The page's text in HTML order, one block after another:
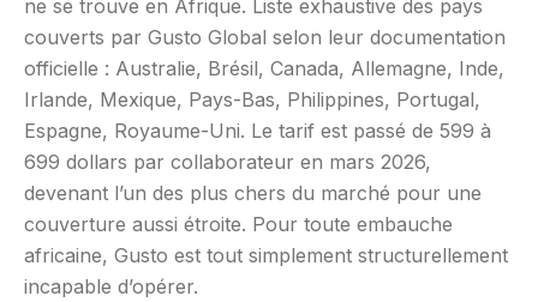
ne se trouve en Afrique. Liste exhaustive des pays
couverts par Gusto Global selon leur documentation
officielle : Australie, Brésil, Canada, Allemagne, Inde,
Irlande, Mexique, Pays-Bas, Philippines, Portugal,
Espagne, Royaume-Uni. Le tarif est passé de 599 à
699 dollars par collaborateur en mars 2026,
devenant l’un des plus chers du marché pour une
couverture aussi étroite. Pour toute embauche
africaine, Gusto est tout simplement structurellement
incapable d’opérer.